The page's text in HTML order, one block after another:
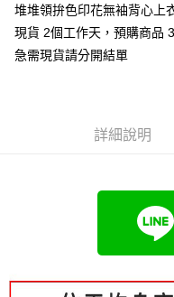
全支付
【大哥付你分期使用說明】
流程，驗證手機門號後，選擇
3.實際核准額度、可分期數及
4.訂單成立30分鐘內，如未前
消。如遇「轉專審核」未通過
【繳款方式說明】
AFTEE先享後付是「在收到商
１．簡單：不需註冊會員、不
３．安心：先確認商品／服務
「Hami Point」為中華電信所
堆堆領拚色印花無袖背心上
現貨 2個工作天，預購商品
急需現貨請分開結單
詳細說明